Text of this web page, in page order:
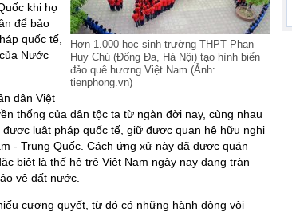
Hơn 1.000 học sinh trường THPT Phan
Huy Chú (Đống Đa, Hà Nội) tạo hình biển
đảo quê hương Việt Nam (Ảnh:
tienphong.vn)
khi họ
để bảo
quốc tế,
Nước
dân Việt
thống của dân tộc ta từ ngàn đời nay, cùng nhau
luật pháp quốc tế, giữ được quan hệ hữu nghị
- Trung Quốc. Cách ứng xử này đã được quán
biệt là thế hệ trẻ Việt Nam ngày nay đang tràn
vệ đất nước.
cương quyết, từ đó có những hành động vội